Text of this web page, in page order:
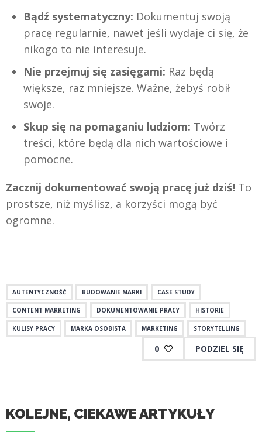
Bądź systematyczny: Dokumentuj swoją
pracę regularnie, nawet jeśli wydaje ci się, że
nikogo to nie interesuje.
Nie przejmuj się zasięgami: Raz będą
większe, raz mniejsze. Ważne, żebyś robił
swoje.
Skup się na pomaganiu ludziom: Twórz
treści, które będą dla nich wartościowe i
pomocne.
Zacznij dokumentować swoją pracę już dziś! To
prostsze, niż myślisz, a korzyści mogą być
ogromne.
AUTENTYCZNOŚĆ BUDOWANIE MARKI CASE STUDY
CONTENT MARKETING DOKUMENTOWANIE PRACY HISTORIE
KULISY PRACY MARKA OSOBISTA MARKETING STORYTELLING
0 PODZIEL SIĘ
KOLEJNE, CIEKAWE ARTYKUŁY